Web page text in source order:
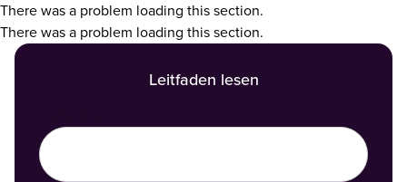
There was a problem loading this section.
There was a problem loading this section.
Leitfaden lesen